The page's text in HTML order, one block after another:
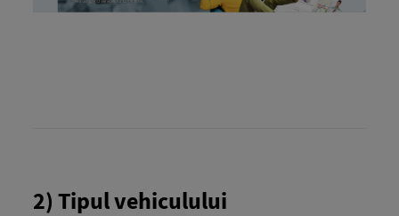
2) Tipul vehiculului